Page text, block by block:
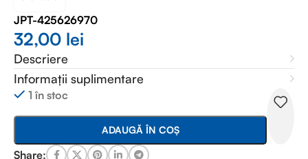
JPT-425626970
32,00 lei
Descriere
Informații suplimentare
1 în stoc
ADAUGĂ ÎN COȘ
Share: